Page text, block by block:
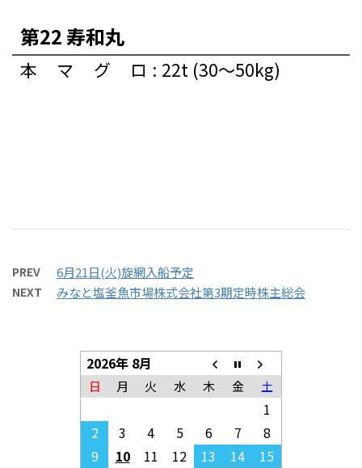
第22 寿和丸
本マグロ : 22t (30～50kg)
PREV 6月21日(火)旋網入船予定
NEXT みなと塩釜魚市場株式会社第3期定時株主総会
2026年 8月
日 月 火 水 木 金 土
1
2
3 4 5 6 7
8
9
10 11 12 13 14
15